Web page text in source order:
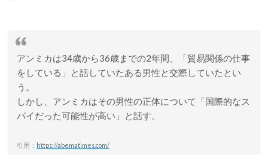
アンミカは34歳から36歳までの2年間、「貿易関係の仕事
をしている」と話していたある男性と交際していたとい
う。
しかし、アンミカはその男性の正体について「国際的なス
パイだった可能性が高い」と話す。
引用： https://abematimes.com/